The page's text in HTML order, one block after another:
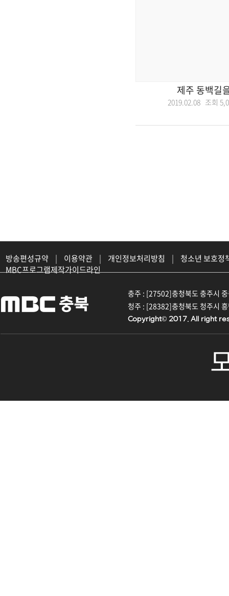
제주 동백길
2019.02.08 조회
방송편성규약 | 이용약관 | 개인정보처리방침 |
청소년 보호정
MBC프로그램제작가이드라인
충주 : [27502]충청북도 충주시
청주 : [28382]충청북도 청주시
Copyright© 2017. All right